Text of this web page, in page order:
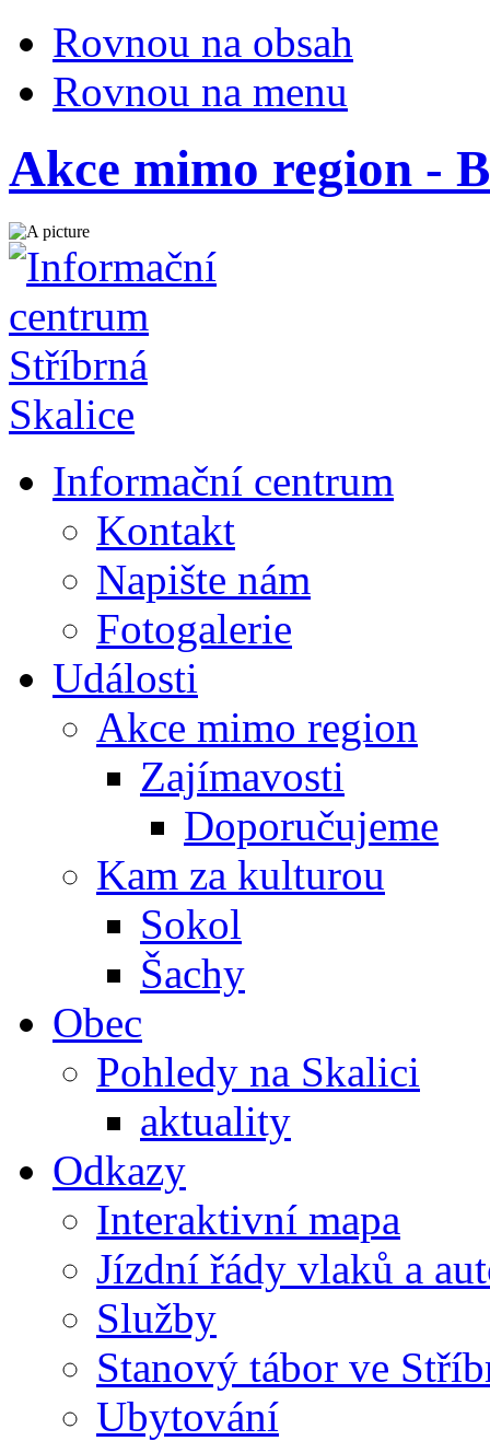
Rovnou na obsah
Rovnou na menu
Akce mimo region -
Informační centrum
Kontakt
Napište nám
Fotogalerie
Události
Akce mimo region
Zajímavosti
Doporučujeme
Kam za kulturou
Sokol
Šachy
Obec
Pohledy na Skalici
aktuality
Odkazy
Interaktivní mapa
Jízdní řády vlaků a
Služby
Stanový tábor ve
Ubytování